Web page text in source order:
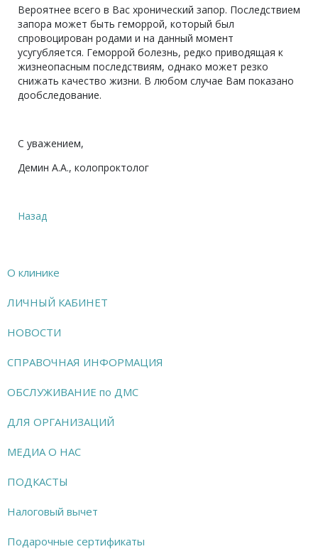
Вероятнее всего в Вас хронический запор. Последствием
запора может быть геморрой, который был
спровоцирован родами и на данный момент
усугубляется. Геморрой болезнь, редко приводящая к
жизнеопасным последствиям, однако может резко
снижать качество жизни. В любом случае Вам показано
дообследование.
С уважением,
Демин А.А., колопроктолог
Назад
О клинике
ЛИЧНЫЙ КАБИНЕТ
НОВОСТИ
СПРАВОЧНАЯ ИНФОРМАЦИЯ
ОБСЛУЖИВАНИЕ по ДМС
ДЛЯ ОРГАНИЗАЦИЙ
МЕДИА О НАС
ПОДКАСТЫ
Налоговый вычет
Подарочные сертификаты